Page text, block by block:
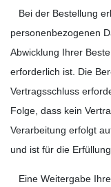
Bei der Bestellung
personenbezogenen
Abwicklung Ihrer
erforderlich ist. Die
Vertragsschluss
Folge, dass kein
Verarbeitung erfolgt
und ist für die
Eine Weitergabe